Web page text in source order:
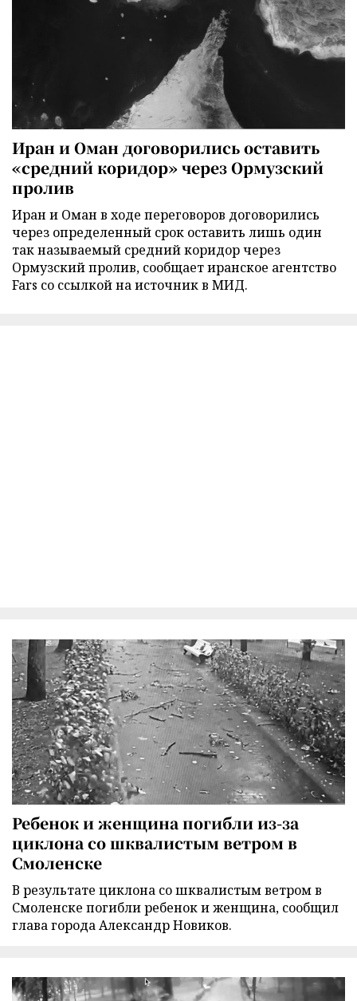
Иран и Оман договорились оставить
«средний коридор» через Ормузский
пролив
Иран и Оман в ходе переговоров договорились
через определенный срок оставить лишь один
так называемый средний коридор через
Ормузский пролив, сообщает иранское агентство
Fars со ссылкой на источник в МИД.
Ребенок и женщина погибли из-за
циклона со шквалистым ветром в
Смоленске
В результате циклона со шквалистым ветром в
Смоленске погибли ребенок и женщина, сообщил
глава города Александр Новиков.